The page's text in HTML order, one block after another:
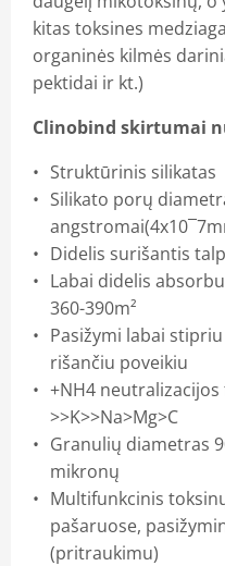
kitas toksines
organinės kilmės
pektidai ir kt.)
Clinobind skirtumai
Struktūrinis silikatas
Silikato porų
Didelis surišantis
Labai didelis
360-390m²
Pasižymi labai
rišančiu poveikiu
+NH4
>>K>>Na>Mg>C
Granulių diametras
mikronų
Multifunkcinis
pašaruose,
(pritraukimu)